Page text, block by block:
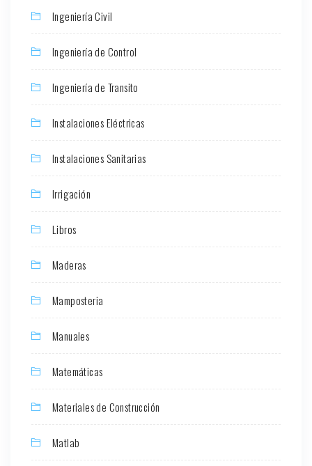
Ingeniería Civil
Ingeniería de Control
Ingeniería de Transito
Instalaciones Eléctricas
Instalaciones Sanitarias
Irrigación
Libros
Maderas
Mamposteria
Manuales
Matemáticas
Materiales de Construcción
Matlab